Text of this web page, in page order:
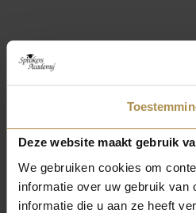
Deze website maakt gebruik
We gebruiken cookies om
informatie over uw gebruik van
informatie die u aan ze heeft